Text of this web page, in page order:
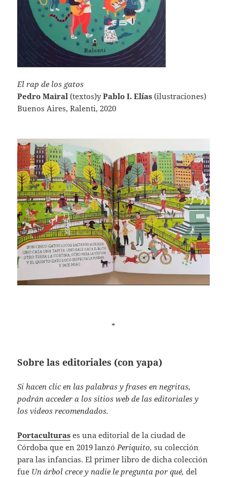
El rap de los gatos
Pedro Mairal(textos)yPablo I. Elías(ilustraciones)
Buenos Aires, Ralenti, 2020
*
Sobre las editoriales (con yapa)
Si hacen clic en las palabras y frases en negritas,
podrán acceder a los sitios web de las editoriales y
los videos recomendados.
Portaculturas es una editorial de la ciudad de
Córdoba que en 2019 lanzó Periquito, su colección
para las infancias. El primer libro de dicha colección
fue Un árbol crece y nadie le pregunta por qué, del